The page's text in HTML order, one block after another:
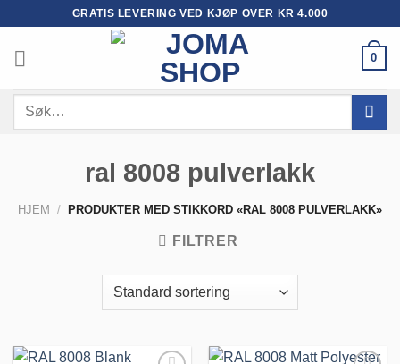
content
GRATIS LEVERING VED KJØP OVER KR 4.000
0
Søk
ral 8008 pulverlakk
HJEM / PRODUKTER MED STIKKORD «RAL 8008 PULVERLAKK»
FILTRER